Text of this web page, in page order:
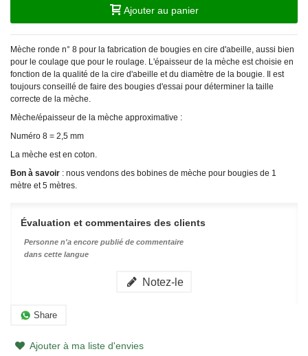
Ajouter au panier
Mèche ronde n° 8 pour la fabrication de bougies en cire d'abeille, aussi bien
pour le coulage que pour le roulage. L'épaisseur de la mèche est choisie en
fonction de la qualité de la cire d'abeille et du diamètre de la bougie. Il est
toujours conseillé de faire des bougies d'essai pour déterminer la taille
correcte de la mèche.
Mèche/épaisseur de la mèche approximative :
Numéro 8 = 2,5 mm
La mèche est en coton.
Bon à savoir : nous vendons des bobines de mèche pour bougies de 1
mètre et 5 mètres.
Évaluation et commentaires des clients
Personne n'a encore publié de commentaire
dans cette langue
Notez-le
Share
Ajouter à ma liste d'envies